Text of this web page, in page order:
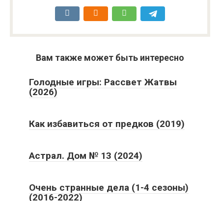
Вам также может быть интересно
Голодные игры: Рассвет Жатвы
(2026)
Как избавиться от предков (2019)
Астрал. Дом № 13 (2024)
Очень странные дела (1-4 сезоны)
(2016-2022)